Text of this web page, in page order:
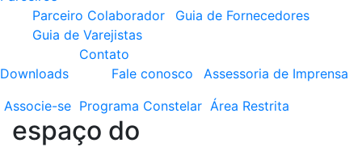
Parceiro Colaborador
Guia de Fornecedores
Guia de Varejistas
Downloads
Contato
Fale conosco
Assessoria de Imprensa
Associe-se Programa Constelar Área Restrita
espaço do